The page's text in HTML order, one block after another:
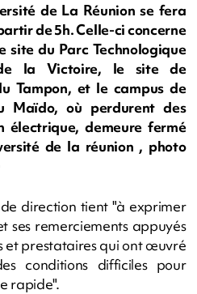
de La Réunion se fera
de 5h. Celle-ci concerne
site du Parc Technologique
la Victoire, le site de
Tampon, et le campus de
Maïdo, où perdurent des
électrique, demeure fermé
de la réunion , photo
direction tient "à exprimer
ses remerciements appuyés
et prestataires qui ont œuvré
conditions difficiles pour
rapide".